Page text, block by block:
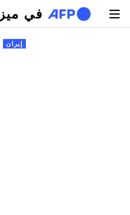
تجاوز إلى المحتوى الرئيسي
في
التبويبات الأساسية
إيران